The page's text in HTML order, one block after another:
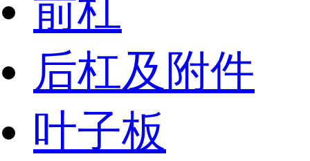
前杠
后杠及附件
叶子板